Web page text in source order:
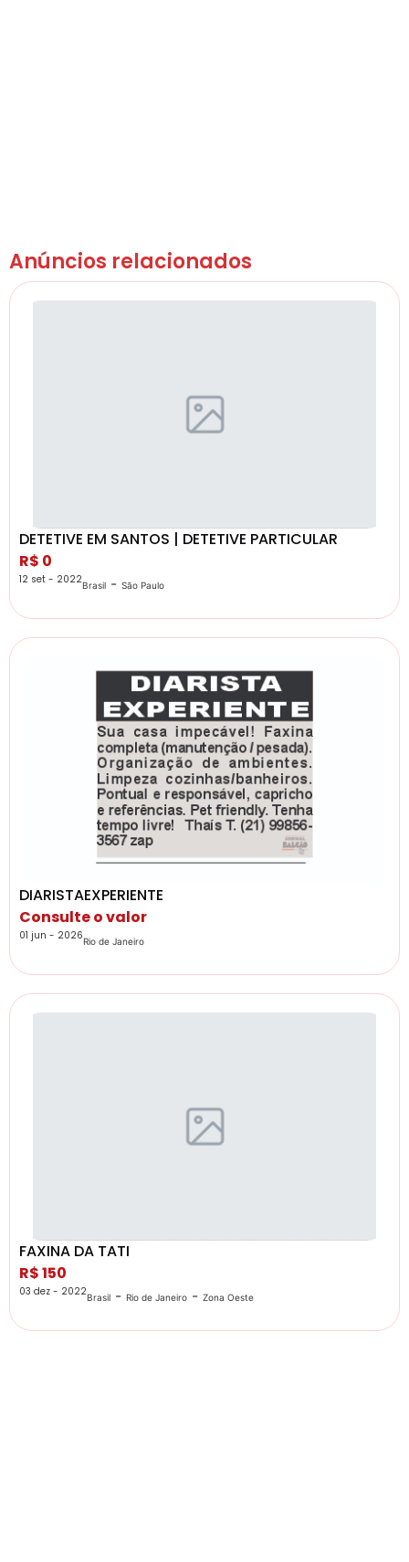
Anúncios relacionados
DETETIVE EM SANTOS | DETETIVE PARTICULAR
R$ 0
12 set - 2022Brasil - São Paulo
DIARISTAEXPERIENTE
Consulte o valor
01 jun - 2026Rio de Janeiro
FAXINA DA TATI
R$ 150
03 dez - 2022Brasil - Rio de Janeiro - Zona Oeste